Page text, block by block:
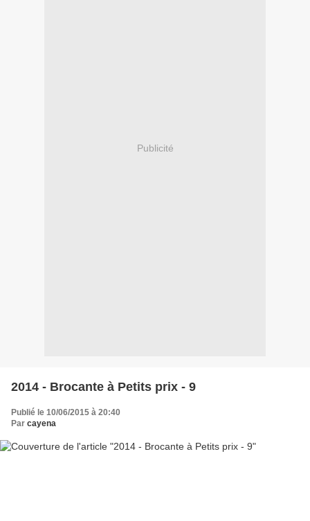
Publicité
2014 - Brocante à Petits prix - 9
Publié le 10/06/2015 à 20:40
Par cayena